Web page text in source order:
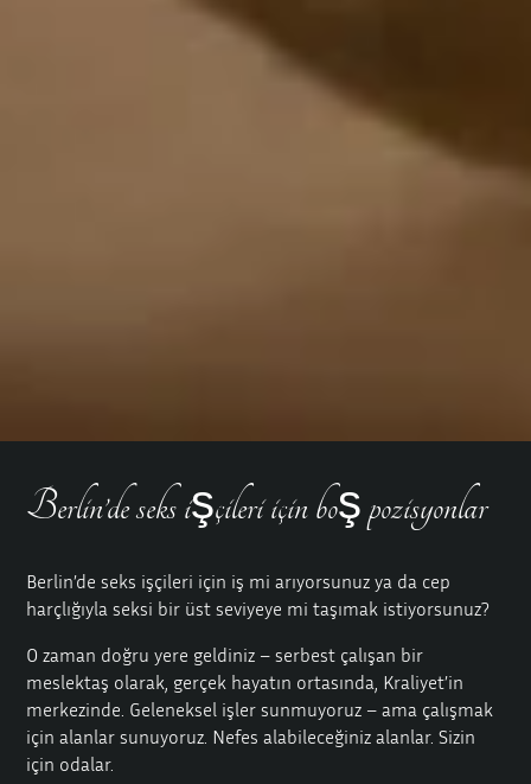
Berlin’de seks işçileri için boş pozisyonlar
Berlin’de seks işçileri için iş mi arıyorsunuz ya da cep
harçlığıyla seksi bir üst seviyeye mi taşımak istiyorsunuz?
O zaman doğru yere geldiniz – serbest çalışan bir
meslektaş olarak, gerçek hayatın ortasında, Kraliyet’in
merkezinde. Geleneksel işler sunmuyoruz – ama çalışmak
için alanlar sunuyoruz. Nefes alabileceğiniz alanlar. Sizin
için odalar.